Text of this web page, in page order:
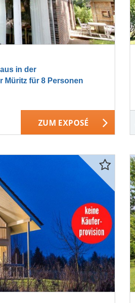
in der
Müritz für 8 Personen
ZUM EXPOSÉ